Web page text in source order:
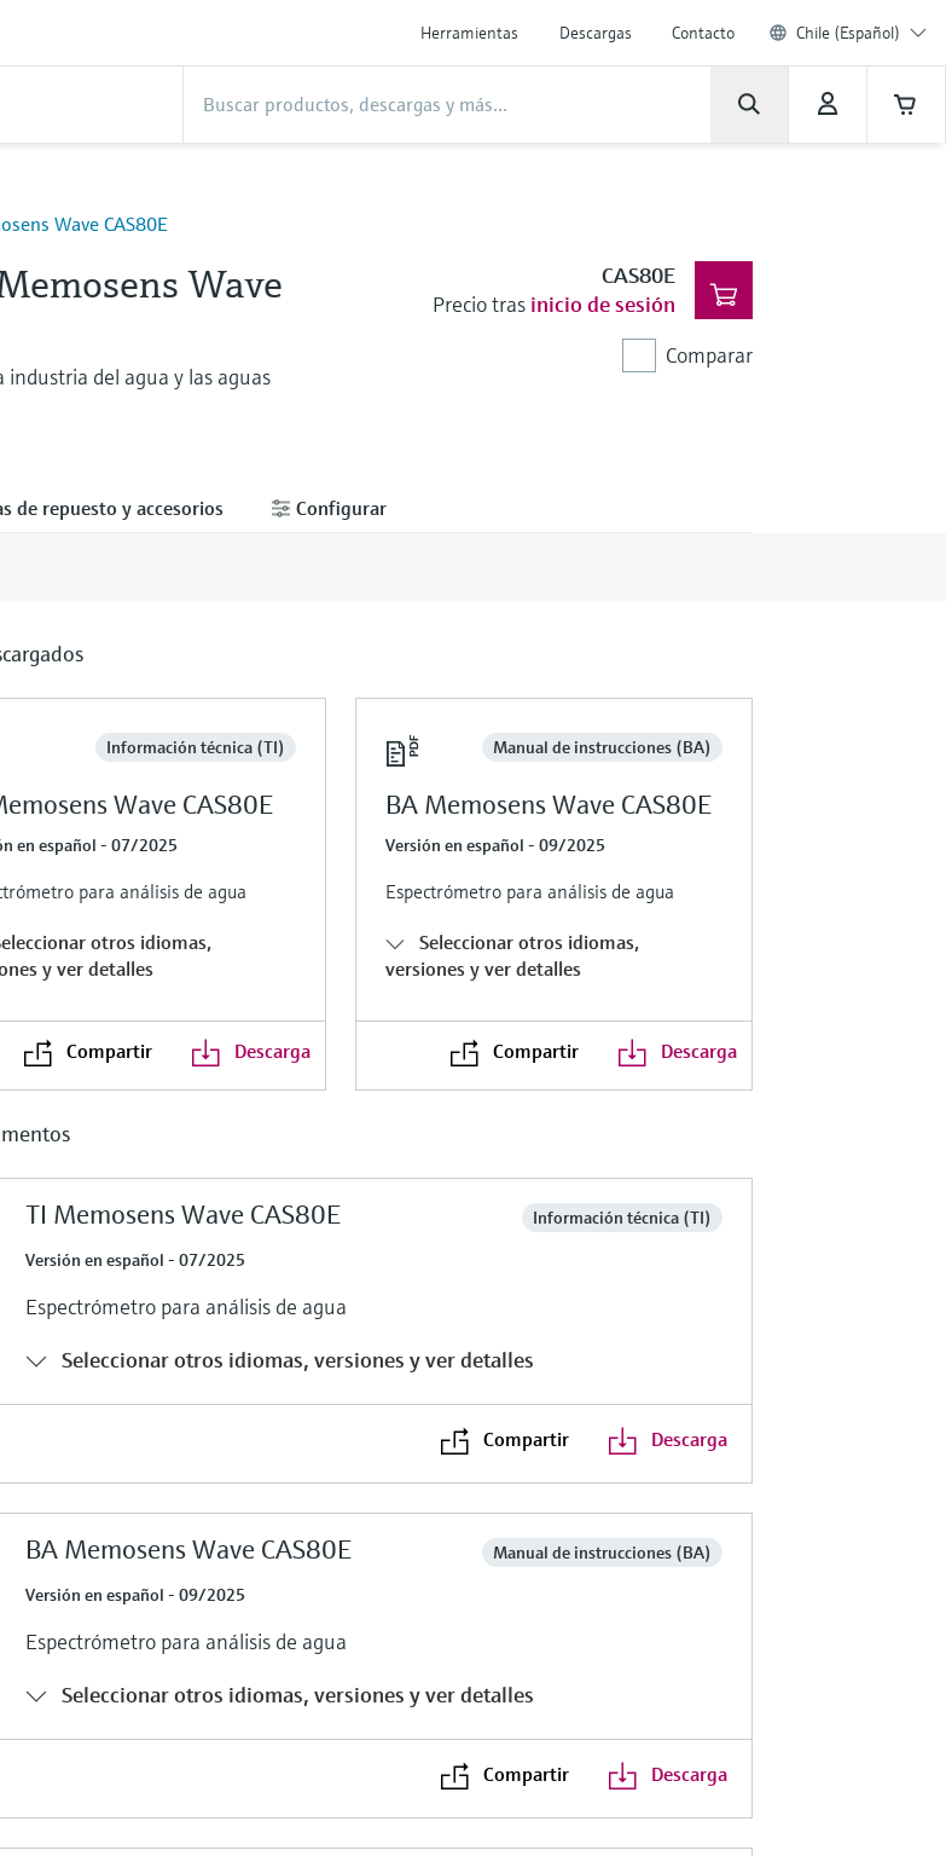
Herramientas Descargas Contacto Chile (Español)
Wave CAS80E
Wave
industria del agua y las aguas
CAS80E
Precio tras inicio de sesión
Comparar
de repuesto y accesorios Configurar
Información técnica (TI)
Wave CAS80E
en español - 07/2025
para análisis de agua
otros idiomas,
y ver detalles
Compartir Descarga
Manual de instrucciones (BA)
BA Memosens Wave CAS80E
Versión en español - 09/2025
Espectrómetro para análisis de agua
Seleccionar otros idiomas,
versiones y ver detalles
Compartir Descarga
TI Memosens Wave CAS80E
Información técnica (TI)
Versión en español - 07/2025
Espectrómetro para análisis de agua
Seleccionar otros idiomas, versiones y ver detalles
Compartir Descarga
BA Memosens Wave CAS80E
Manual de instrucciones (BA)
Versión en español - 09/2025
Espectrómetro para análisis de agua
Seleccionar otros idiomas, versiones y ver detalles
Compartir Descarga